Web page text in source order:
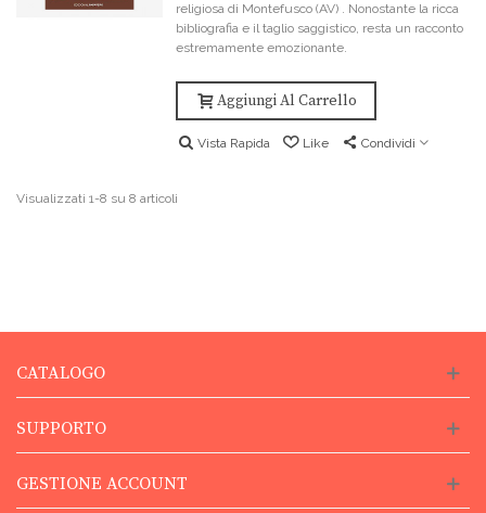
religiosa di Montefusco (AV) . Nonostante la ricca
bibliografia e il taglio saggistico, resta un racconto
estremamente emozionante.
Aggiungi Al Carrello
Vista Rapida Like Condividi
Visualizzati 1-8 su 8 articoli
CATALOGO
SUPPORTO
GESTIONE ACCOUNT